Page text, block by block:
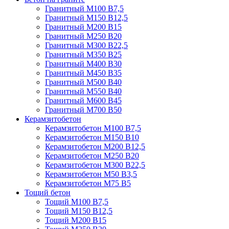
Гранитный М100 В7,5
Гранитный М150 В12,5
Гранитный М200 В15
Гранитный М250 В20
Гранитный М300 В22,5
Гранитный М350 В25
Гранитный М400 В30
Гранитный М450 В35
Гранитный М500 В40
Гранитный М550 В40
Гранитный М600 В45
Гранитный М700 В50
Керамзитобетон
Керамзитобетон М100 В7,5
Керамзитобетон М150 В10
Керамзитобетон М200 В12,5
Керамзитобетон М250 В20
Керамзитобетон М300 В22,5
Керамзитобетон М50 В3,5
Керамзитобетон М75 В5
Тощий бетон
Тощий М100 В7,5
Тощий М150 В12,5
Тощий М200 В15